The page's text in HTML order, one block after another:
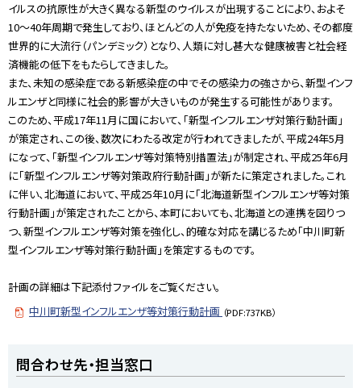
イルスの抗原性が大きく異なる新型のウイルスが出現することにより、およそ
10～40年周期で発生しており、ほとんどの人が免疫を持たないため、その都度
世界的に大流行（パンデミック）となり、人類に対し甚大な健康被害と社会経
済機能の低下をもたらしてきました。
また、未知の感染症である新感染症の中でその感染力の強さから、新型インフ
ルエンザと同様に社会的影響が大きいものが発生する可能性があります。
このため、平成17年11月に国において、「新型インフルエンザ対策行動計画」
が策定され、この後、数次にわたる改定が行われてきましたが、平成24年5月
になって、「新型インフルエンザ等対策特別措置法」が制定され、平成25年6月
に「新型インフルエンザ等対策政府行動計画」が新たに策定されました。これ
に伴い、北海道において、平成25年10月に「北海道新型インフルエンザ等対策
行動計画」が策定されたことから、本町においても、北海道との連携を図りつ
つ、新型インフルエンザ等対策を強化し、的確な対応を講じるため「中川町新
型インフルエンザ等対策行動計画」を策定するものです。
計画の詳細は下記添付ファイルをご覧ください。
中川町新型インフルエンザ等対策行動計画 （PDF:737KB）
問合わせ先・担当窓口